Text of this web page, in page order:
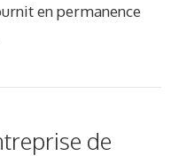
en permanence
de